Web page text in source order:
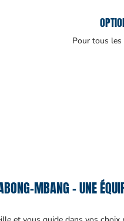
Pour tous
MBANG – UNE